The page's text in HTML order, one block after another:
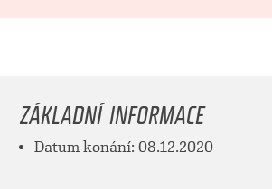
ZÁKLADNÍ INFORMACE
Datum konání: 08.12.2020